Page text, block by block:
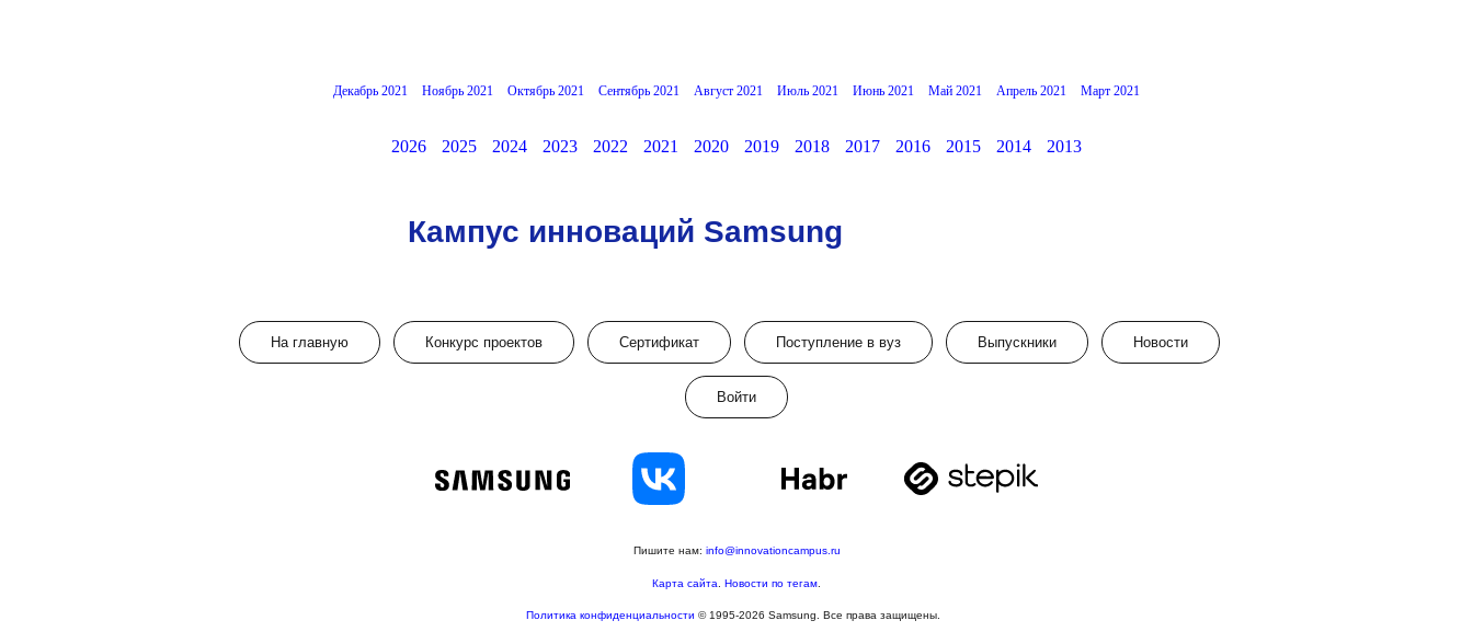
Декабрь 2021 Ноябрь 2021 Октябрь 2021 Сентябрь 2021 Август 2021 Июль 2021 Июнь 2021 Май 2021 Апрель 2021 Март 2021
2026 2025 2024 2023 2022 2021 2020 2019 2018 2017 2016 2015 2014 2013
Кампус инноваций Samsung
На главную Конкурс проектов Сертификат Поступление в вуз Выпускники Новости
Войти
Пишите нам: info@innovationcampus.ru
Карта сайта Новости по тегам
Политика конфиденциальности © 1995-2026 Samsung. Все права защищены.